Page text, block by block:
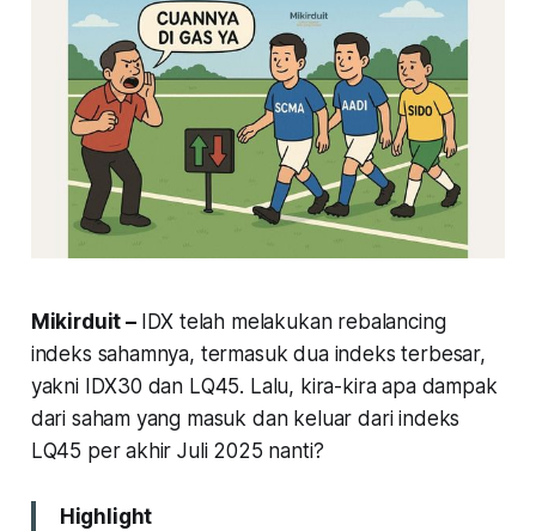
Mikirduit – IDX telah melakukan rebalancing
indeks sahamnya, termasuk dua indeks terbesar,
yakni IDX30 dan LQ45. Lalu, kira-kira apa dampak
dari saham yang masuk dan keluar dari indeks
LQ45 per akhir Juli 2025 nanti?
Highlight